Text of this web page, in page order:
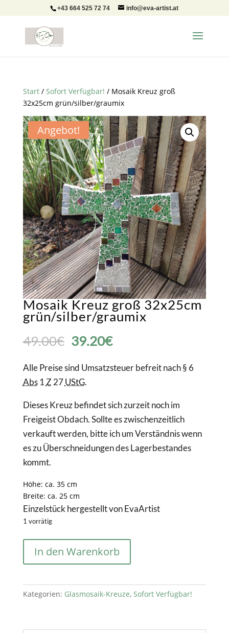
+43 664 525 72 74 info@eva-artist.at
Start/ Sofort Verfügbar! / Mosaik Kreuz groß
32x25cm grün/silber/graumix
Angebot!
Mosaik Kreuz groß 32x25cm
grün/silber/graumix
49.00€ Ursprünglicher
Preis
war:
49.00€
39.20€Aktueller
Preis
39.20€.
Alle Preise sind Umsatzsteuer befreit nach § 6
Abs1Z 27UStG.
Dieses Kreuz befindet sich zurzeit noch im
Freigeist Obdach. Sollte es zwischenzeitlich
verkauft werden, bitte ich um Verständnis wenn
es zu Überschneidungen des Lagerbestandes
kommt.
Höhe: ca. 35 cm
Breite: ca. 25 cm
Einzelstück hergestellt von EvaArtist
1 vorrätig
Kreuz
grün/silber/graumix
In den Warenkorb
Kategorien: Glasmosaik-Kreuze, Sofort Verfügbar!